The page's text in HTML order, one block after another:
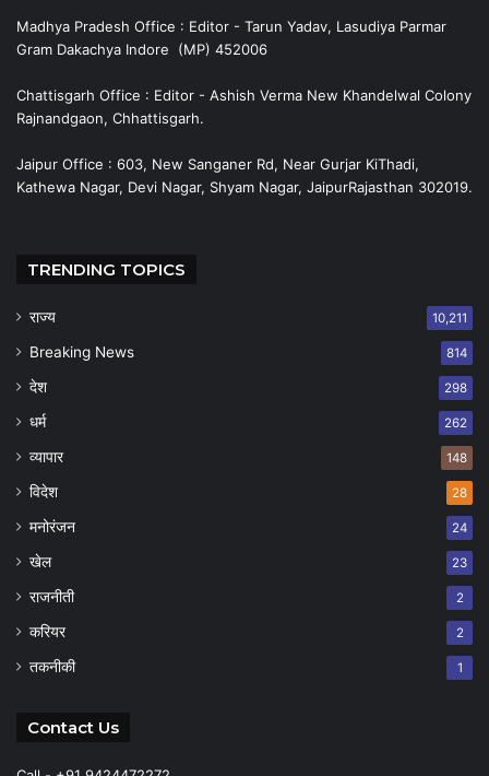
Madhya Pradesh Office : Editor - Tarun Yadav, Lasudiya Parmar
Gram Dakachya Indore (MP) 452006
Chattisgarh Office : Editor - Ashish Verma New Khandelwal Colony
Rajnandgaon, Chhattisgarh.
Jaipur Office : 603, New Sanganer Rd, Near Gurjar KiThadi,
Kathewa Nagar, Devi Nagar, Shyam Nagar, JaipurRajasthan 302019.
TRENDING TOPICS
राज्य 10,211
Breaking News 814
देश 298
धर्म 262
व्यापार 148
विदेश 28
मनोरंजन 24
खेल 23
राजनीती 2
करियर 2
तकनीकी 1
Contact Us